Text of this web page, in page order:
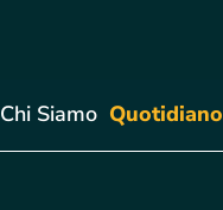
Chi Siamo Quotidiano